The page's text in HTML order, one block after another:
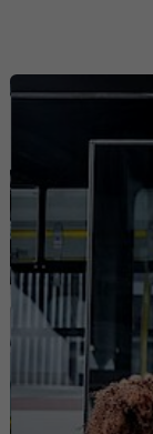
Laufzeit
Name